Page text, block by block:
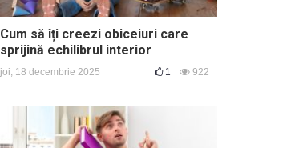
Cum să îți creezi obiceiuri care
sprijină echilibrul interior
joi, 18 decembrie 2025 1 922